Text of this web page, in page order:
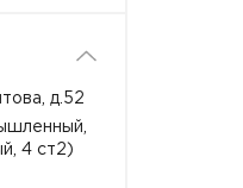
д.52
4 ст2)